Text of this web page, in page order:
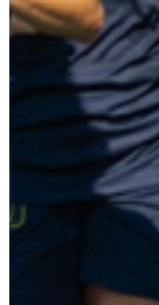
Summer Sale
Mare
Helan x Genoa
Gift Card Online Store